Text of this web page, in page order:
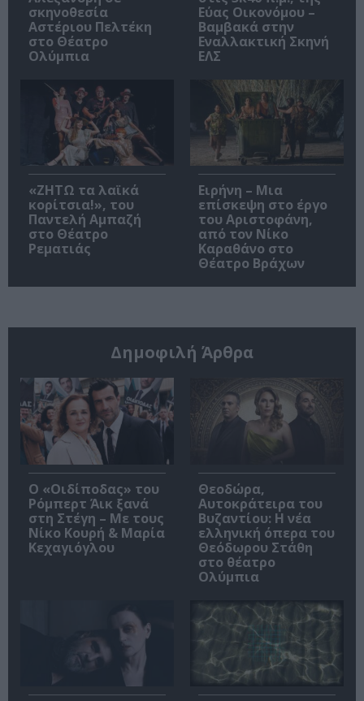
σκηνοθεσία
Αστέριου Πελτέκη
στο Θέατρο
Ολύμπια
Εύας Οικονόμου –
Βαμβακά στην
Εναλλακτική Σκηνή
ΕΛΣ
«ΖΗΤΩ τα λαϊκά
κορίτσια!», του
Παντελή Αμπαζή
στο Θέατρο
Ρεματιάς
Ειρήνη – Μια
επίσκεψη στο έργο
του Αριστοφάνη,
από τον Νίκο
Καραθάνο στο
Θέατρο Βράχων
Δημοφιλή Άρθρα
O «Οιδίποδας» του
Ρόμπερτ Άικ ξανά
στη Στέγη – Με τους
Νίκο Κουρή & Μαρία
Κεχαγιόγλου
Θεοδώρα,
Αυτοκράτειρα του
Βυζαντίου: Η νέα
ελληνική όπερα του
Θεόδωρου Στάθη
στο θέατρο
Ολύμπια